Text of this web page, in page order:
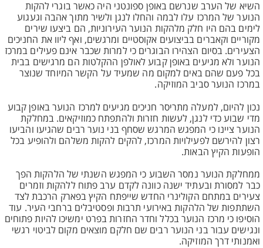
השיא של הערב שנרשם באופן ספונטני היה כאשר בוגרי להקות
הנוער של המרכז עלו לבמה והחלו לנגן ולשיר מתוך אהבה וגעגוע
לימים בהם היו חלק מלהקות הנוער העירוניות, הם ביצעו שירים
מקוריים וקאברים בביצועים אקוסטיים ומרגשים, ואף ליוו את החניכים
הצעירים. בסיום הצהירו הבוגרים כי למרות שכבר אינם פעילים במרכז
הנוער ולא מגיעים באופן קבוע לאולפן ההקלטות הם מרגישים בבית
בכל פעם שהם באים למקום מה שמעיד על הקשר המיוחד שנוצר
במרכז הנוער סביב המוזיקה.
נכון להיום, למעלה מתריסר חניכים מגיעים למרכז הנוער באופן קבוע
מדי שבוע כדי לנגן, לעשות חזרות ולהתפתח כמוזיקאים. במחלקת
הנוער ציינו כי המפגש המרגש שסחף בני נוער רבים שהגיעו והביעו
רצון להירשם לפעילויות המרכז, להקים להקות משלהם ולהופיע בכל
הופעות הקיץ הבאות.
ממחלקת הנוער נמסר השבוע כי המפגש השנתי של הלהקות הפך
כבר למסורת ובעתיד ישנה כוונה לקדם ערב פתוח ללהקות וזמרים
צעירים במתחם הקולינרי החדש שייפתח הקיץ בפארק הרכבת לצד
השתתפות של הלהקות באירועי תרבות ופסטיבלים ברחבי העיר. עוד
הוסיפו כי מרכז הנוער בכלל וחדר החזרות בפרט ימשיכו להיות פתוחים
ונגישים עבור בני הנוער רבים שם חלקם מוצאים מקום לביטוי רגשי
ואמנותי דרך המוזיקה.